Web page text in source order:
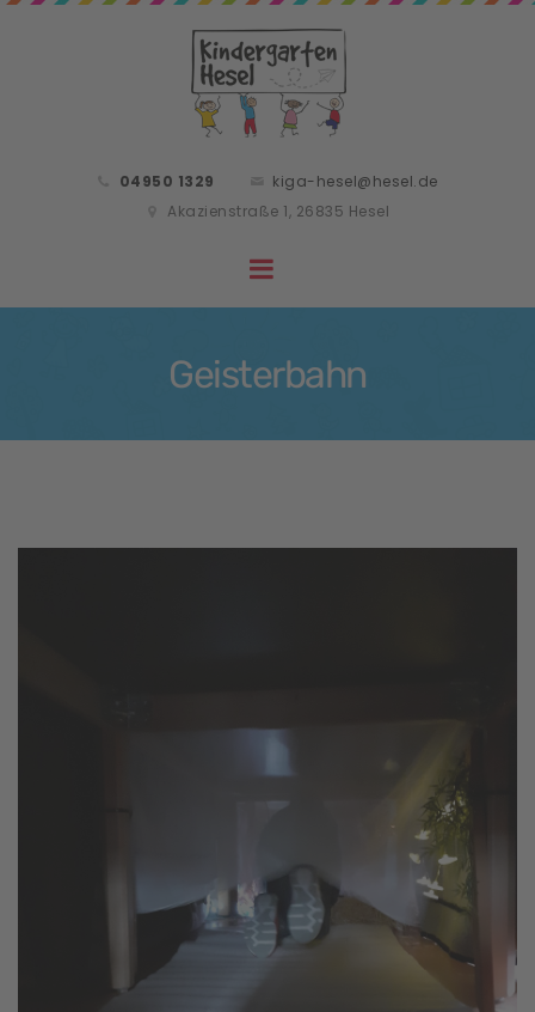
04950 1329
kiga-hesel@hesel.de
Akazienstraße 1, 26835 Hesel
Geisterbahn